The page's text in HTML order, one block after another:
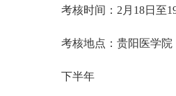
考核时间：2月18日至
考核地点：贵阳医学院
下半年